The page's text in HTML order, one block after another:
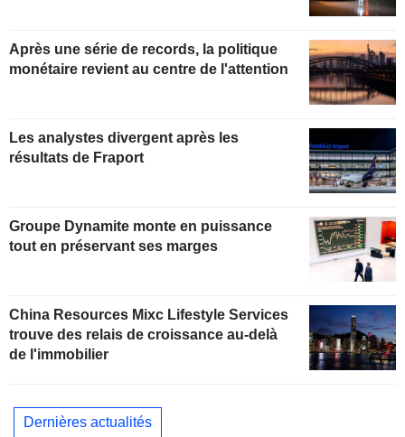
Après une série de records, la politique
monétaire revient au centre de l'attention
Les analystes divergent après les
résultats de Fraport
Groupe Dynamite monte en puissance
tout en préservant ses marges
China Resources Mixc Lifestyle Services
trouve des relais de croissance au-delà
de l'immobilier
Dernières actualités